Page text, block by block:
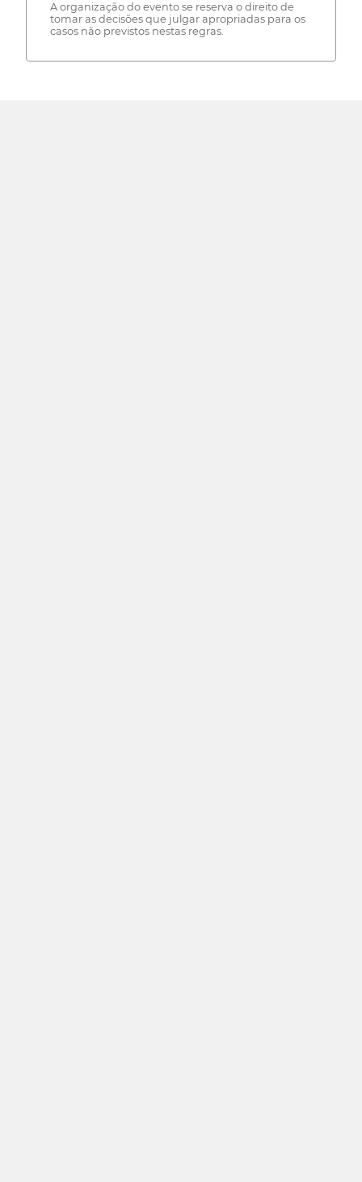
A organização do evento se reserva o direito de
tomar as decisões que julgar apropriadas para os
casos não previstos nestas regras.